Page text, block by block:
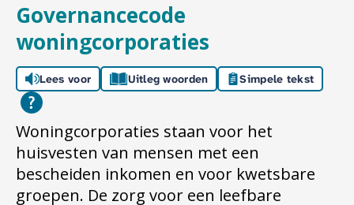
Governancecode
woningcorporaties
Lees voor Uitleg woorden Simpele tekst
Woningcorporaties staan voor het
huisvesten van mensen met een
bescheiden inkomen en voor kwetsbare
groepen. De zorg voor een leefbare